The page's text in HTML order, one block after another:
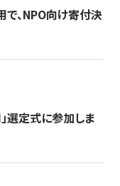
、NPO向け寄付決
選定式に参加しま